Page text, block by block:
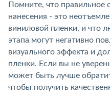
Помните, что правильное
нанесения - это
виниловой пленки, и что
этапа могут негативно
визуального эффекта и
пленки. Если вы не
может быть лучше
чтобы получить